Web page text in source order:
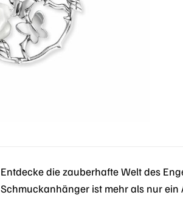
Entdecke die zauberhafte Welt des
Schmuckanhänger ist mehr als nur ein